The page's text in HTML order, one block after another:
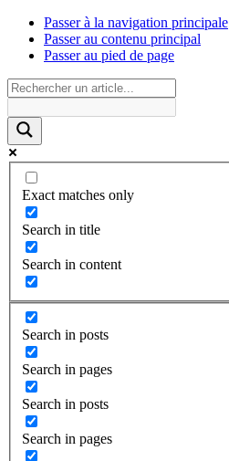
Passer à la navigation principale
Passer au contenu principal
Passer au pied de page
Exact matches only
Search in title
Search in content
Search in posts
Search in pages
Search in posts
Search in pages